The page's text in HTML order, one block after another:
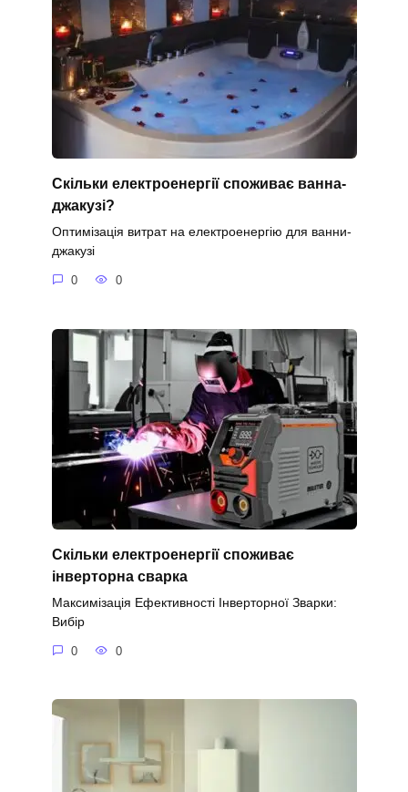
Скільки електроенергії споживає ванна-
джакузі?
Оптимізація витрат на електроенергію для ванни-
джакузі
0 0
Скільки електроенергії споживає
інверторна сварка
Максимізація Ефективності Інверторної Зварки:
Вибір
0 0